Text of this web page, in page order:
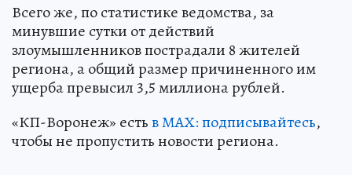
Всего же, по статистике ведомства, за
минувшие сутки от действий
злоумышленников пострадали 8 жителей
региона, а общий размер причиненного им
ущерба превысил 3,5 миллиона рублей.
«КП-Воронеж» естьв МАХ: подписывайтесь,
чтобы не пропустить новости региона.